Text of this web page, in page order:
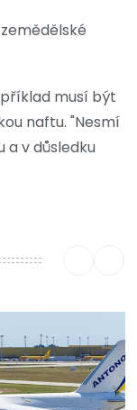
musí být
naftu. "Nesmí
a v důsledku